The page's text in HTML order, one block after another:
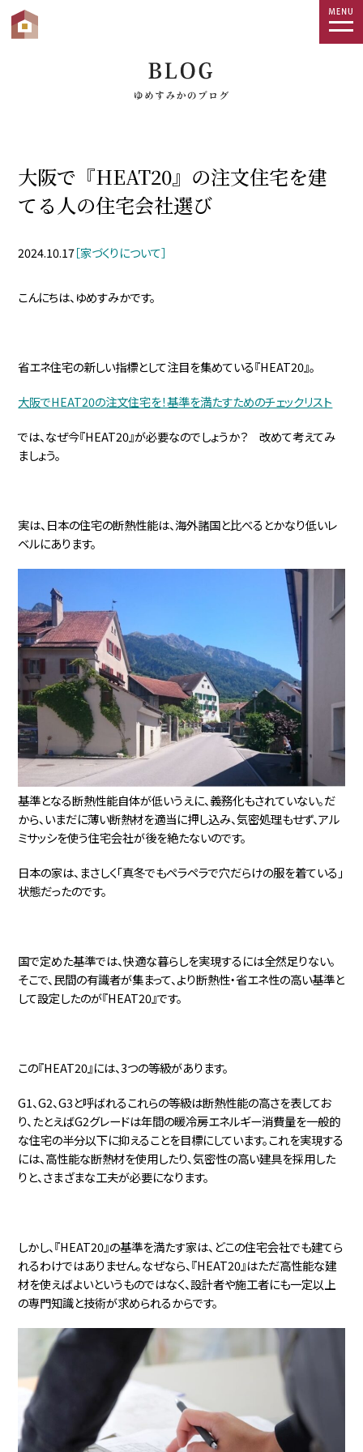
大阪で『HEAT20』の注文住宅を建
てる人の住宅会社選び
2024.10.17［家づくりについて］
こんにちは、ゆめすみかです。
省エネ住宅の新しい指標として注目を集めている『HEAT20』。
大阪でHEAT20の注文住宅を！基準を満たすためのチェックリスト
では、なぜ今『HEAT20』が必要なのでしょうか？ 改めて考えてみ
ましょう。
実は、日本の住宅の断熱性能は、海外諸国と比べるとかなり低いレ
ベルにあります。
基準となる断熱性能自体が低いうえに、義務化もされていない。だ
から、いまだに薄い断熱材を適当に押し込み、気密処理もせず、アル
ミサッシを使う住宅会社が後を絶たないのです。
日本の家は、まさしく「真冬でもペラペラで穴だらけの服を着ている」
状態だったのです。
国で定めた基準では、快適な暮らしを実現するには全然足りない。
そこで、民間の有識者が集まって、より断熱性・省エネ性の高い基準と
して設定したのが『HEAT20』です。
この『HEAT20』には、3つの等級があります。
G1、G2、G3と呼ばれるこれらの等級は断熱性能の高さを表してお
り、たとえばG2グレードは年間の暖冷房エネルギー消費量を一般的
な住宅の半分以下に抑えることを目標にしています。これを実現する
には、高性能な断熱材を使用したり、気密性の高い建具を採用した
りと、さまざまな工夫が必要になります。
しかし、『HEAT20』の基準を満たす家は、どこの住宅会社でも建てら
れるわけではありません。なぜなら、『HEAT20』はただ高性能な建
材を使えばよいというものではなく、設計者や施工者にも一定以上
の専門知識と技術が求められるからです。